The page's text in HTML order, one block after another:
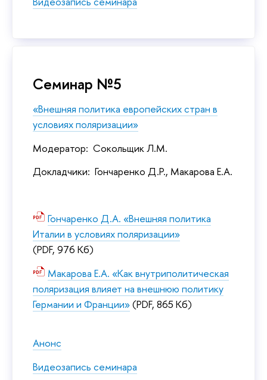
Семинар №5
«Внешняя политика европейских стран в
условиях поляризации»
Модератор: Сокольщик Л.М.
Докладчики: Гончаренко Д.Р., Макарова Е.А.
Гончаренко Д.А. «Внешняя политика
Италии в условиях поляризации»
(PDF, 976 Кб)
Макарова Е.А. «Как внутриполитическая
поляризация влияет на внешнюю политику
Германии и Франции»(PDF, 865 Кб)
Анонс
Видеозапись семинара